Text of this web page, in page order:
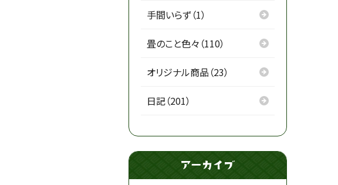
手間いらず（1）
畳のこと色々（110）
オリジナル商品（23）
日記（201）